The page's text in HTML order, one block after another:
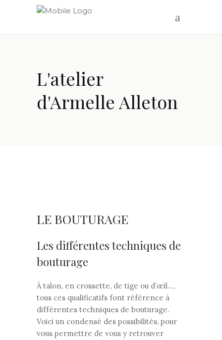
L'atelier
d'Armelle Alleton
LE BOUTURAGE
Les différentes techniques de
bouturage
À talon, en crossette, de tige ou d’œil…,
tous ces qualificatifs font référence à
différentes techniques de bouturage.
Voici un condensé des possibilités, pour
vous permettre de vous y retrouver